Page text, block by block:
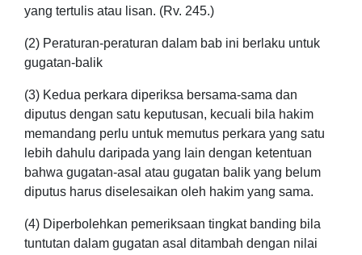
yang tertulis atau lisan. (Rv. 245.)
(2) Peraturan-peraturan dalam bab ini berlaku untuk
gugatan-balik
(3) Kedua perkara diperiksa bersama-sama dan
diputus dengan satu keputusan, kecuali bila hakim
memandang perlu untuk memutus perkara yang satu
lebih dahulu daripada yang lain dengan ketentuan
bahwa gugatan-asal atau gugatan balik yang belum
diputus harus diselesaikan oleh hakim yang sama.
(4) Diperbolehkan pemeriksaan tingkat banding bila
tuntutan dalam gugatan asal ditambah dengan nilai